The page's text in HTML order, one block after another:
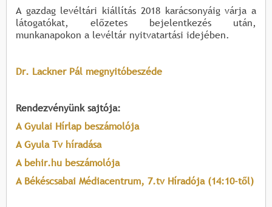
A gazdag levéltári kiállítás 2018 karácsonyáig várja a
látogatókat, előzetes bejelentkezés után,
munkanapokon a levéltár nyitvatartási idejében.
Dr. Lackner Pál megnyitóbeszéde
Rendezvényünk sajtója:
A Gyulai Hírlap beszámolója
A Gyula Tv híradása
A behir.hu beszámolója
A Békéscsabai Médiacentrum, 7.tv Híradója (14:10-től)